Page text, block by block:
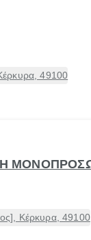
49100
Κέρκυρα, 49100